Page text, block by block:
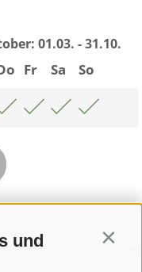
und
01.03. - 31.10.
Fr Sa
So